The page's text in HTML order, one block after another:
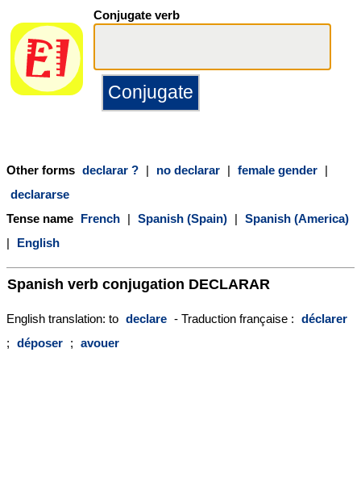
Conjugate verb
Other forms declarar ? | no declarar | female gender |
declararse
Tense name French | Spanish (Spain) | Spanish (America)
|
English
Spanish verb conjugation DECLARAR
English translation: to declare - Traduction française : déclarer
; déposer ; avouer